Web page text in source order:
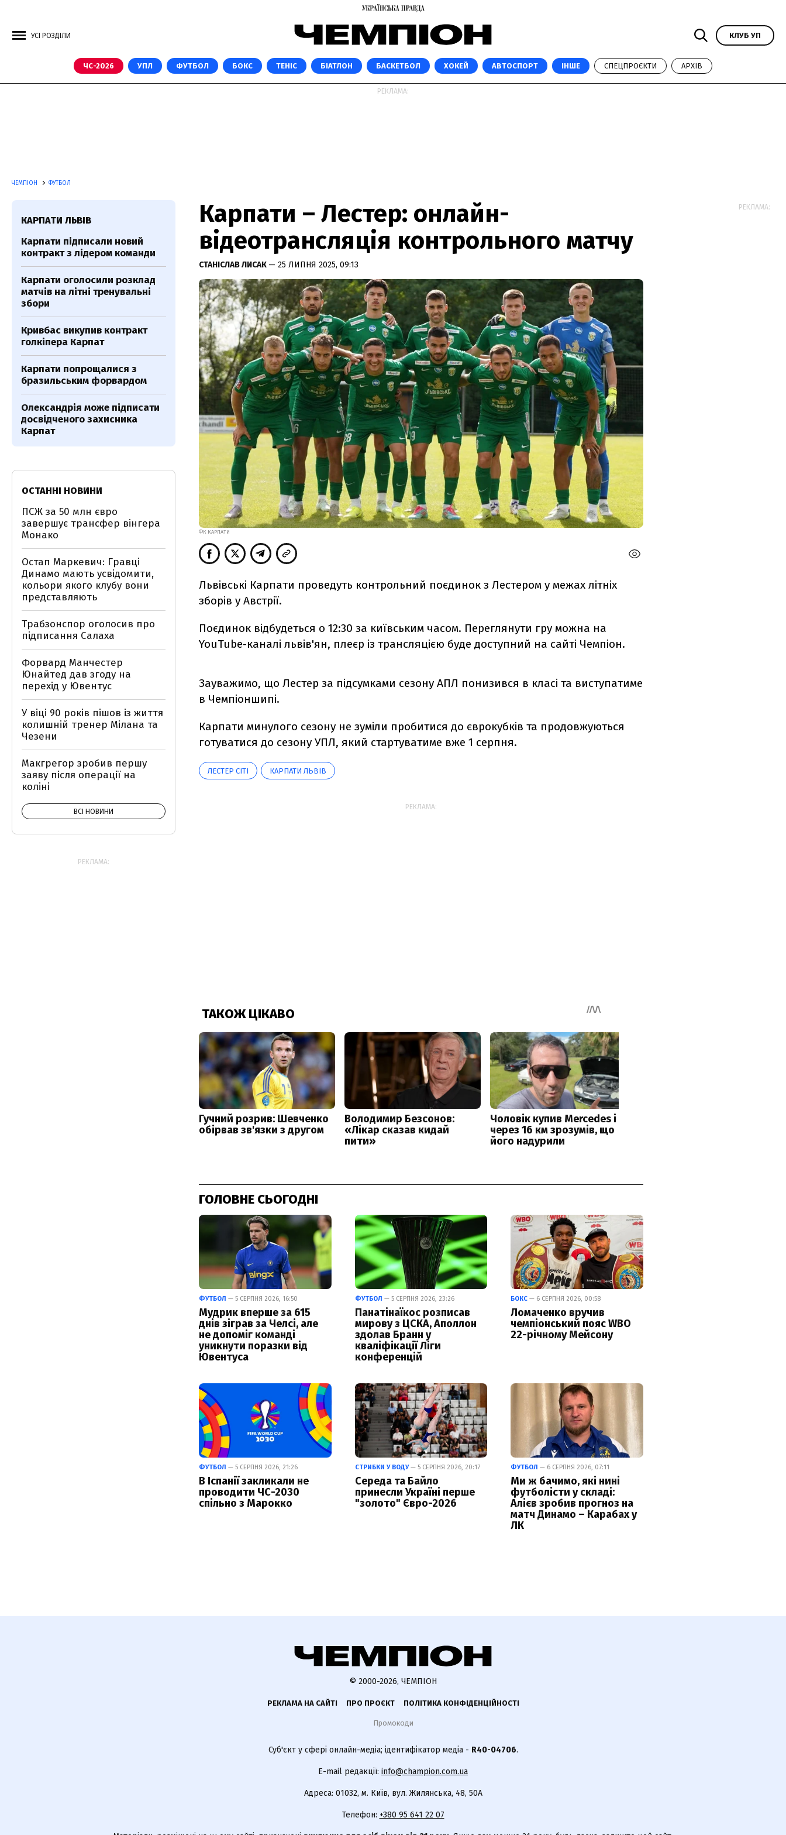
УСІ РОЗДІЛИ КЛУБ УП
ЧС-2026 УПЛ ФУТБОЛ БОКС ТЕНІС БІАТЛОН БАСКЕТБОЛ ХОКЕЙ АВТОСПОРТ ІНШЕ СПЕЦПРОЄКТИ АРХІВ
РЕКЛАМА:
ЧЕМПІОН ФУТБОЛ
Карпати – Лестер: онлайн-
відеотрансляція контрольного матчу
СТАНІСЛАВ ЛИСАК — 25 ЛИПНЯ 2025, 09:13
ФК КАРПАТИ
Львівські Карпати проведуть контрольний поєдинок з Лестером у межах літніх
зборів у Австрії.
Поєдинок відбудеться о 12:30 за київським часом. Переглянути гру можна на
YouTube-каналі львів'ян, плеєр із трансляцією буде доступний на сайті Чемпіон.
Зауважимо, що Лестер за підсумками сезону АПЛ понизився в класі та виступатиме
в Чемпіоншипі.
Карпати минулого сезону не зуміли пробитися до єврокубків та продовжуються
готуватися до сезону УПЛ, який стартуватиме вже 1 серпня.
ЛЕСТЕР СІТІ КАРПАТИ ЛЬВІВ
РЕКЛАМА:
ГОЛОВНЕ СЬОГОДНІ
ФУТБОЛ — 5 СЕРПНЯ 2026, 16:50
Мудрик вперше за 615
днів зіграв за Челсі, але
не допоміг команді
уникнути поразки від
Ювентуса
ФУТБОЛ — 5 СЕРПНЯ 2026, 23:26
Панатінаїкос розписав
мирову з ЦСКА, Аполлон
здолав Бранн у
кваліфікації Ліги
конференцій
БОКС — 6 СЕРПНЯ 2026, 00:58
Ломаченко вручив
чемпіонський пояс WBO
22-річному Мейсону
ФУТБОЛ — 5 СЕРПНЯ 2026, 21:26
В Іспанії закликали не
проводити ЧС-2030
спільно з Марокко
СТРИБКИ У ВОДУ— 5 СЕРПНЯ 2026, 20:17
Середа та Байло
принесли Україні перше
"золото" Євро-2026
ФУТБОЛ — 6 СЕРПНЯ 2026, 07:11
Ми ж бачимо, які нині
футболісти у складі:
Алієв зробив прогноз на
матч Динамо – Карабах у
ЛК
КАРПАТИ ЛЬВІВ
Карпати підписали новий
контракт з лідером команди
Карпати оголосили розклад
матчів на літні тренувальні
збори
Кривбас викупив контракт
голкіпера Карпат
Карпати попрощалися з
бразильським форвардом
Олександрія може підписати
досвідченого захисника
Карпат
ОСТАННІ НОВИНИ
ПСЖ за 50 млн євро
завершує трансфер вінгера
Монако
Остап Маркевич: Гравці
Динамо мають усвідомити,
кольори якого клубу вони
представляють
Трабзонспор оголосив про
підписання Салаха
Форвард Манчестер
Юнайтед дав згоду на
перехід у Ювентус
У віці 90 років пішов із життя
колишній тренер Мілана та
Чезени
Макгрегор зробив першу
заяву після операції на
коліні
ВСІ НОВИНИ
РЕКЛАМА:
РЕКЛАМА:
© 2000-2026, ЧЕМПІОН
РЕКЛАМА НА САЙТІ ПРО ПРОЄКТ ПОЛІТИКА КОНФІДЕНЦІЙНОСТІ
Промокоди
Суб'єкт у сфері онлайн-медіа; ідентифікатор медіа - R40-04706.
E-mail редакції: info@champion.com.ua
Адреса: 01032, м. Київ, вул. Жилянська, 48, 50А
Телефон: +380 95 641 22 07